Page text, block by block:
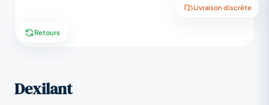
Livraison discrète
Retours
Dexilant